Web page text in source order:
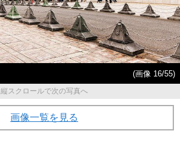
(画像 16/55)
縦スクロールで次の写真へ
画像一覧を見る